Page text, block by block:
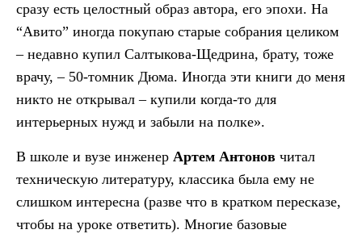
сразу есть целостный образ автора, его эпохи. На
“Авито” иногда покупаю старые собрания целиком
– недавно купил Салтыкова-Щедрина, брату, тоже
врачу, – 50-томник Дюма. Иногда эти книги до меня
никто не открывал – купили когда-то для
интерьерных нужд и забыли на полке».
В школе и вузе инженер Артем Антонов читал
техническую литературу, классика была ему не
слишком интересна (разве что в кратком пересказе,
чтобы на уроке ответить). Многие базовые